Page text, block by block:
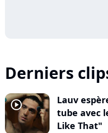
Derniers
player2
Lauv
tube avec
Like That"